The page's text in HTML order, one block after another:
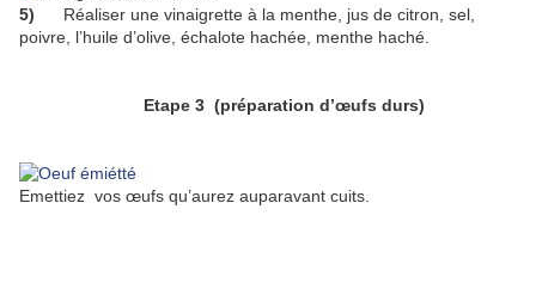
5) Réaliser une vinaigrette à la menthe, jus de citron, sel,
poivre, l’huile d’olive, échalote hachée, menthe haché.
Etape 3 (préparation d’œufs durs)
Emettiez vos œufs qu’aurez auparavant cuits.